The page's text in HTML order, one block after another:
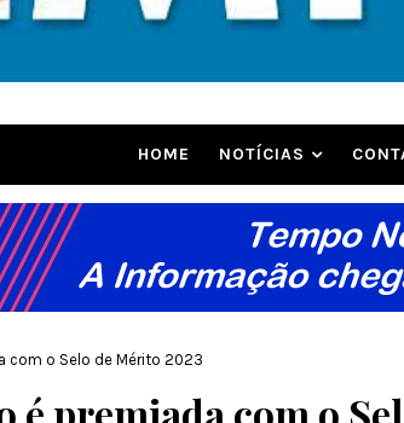
HOME NOTÍCIAS
com o Selo de Mérito 2023